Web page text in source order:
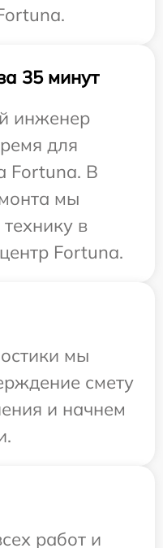
35 минут
инженер
для
Fortuna. В
мы
в
Fortuna.
мы
смету
и начнем
работ и